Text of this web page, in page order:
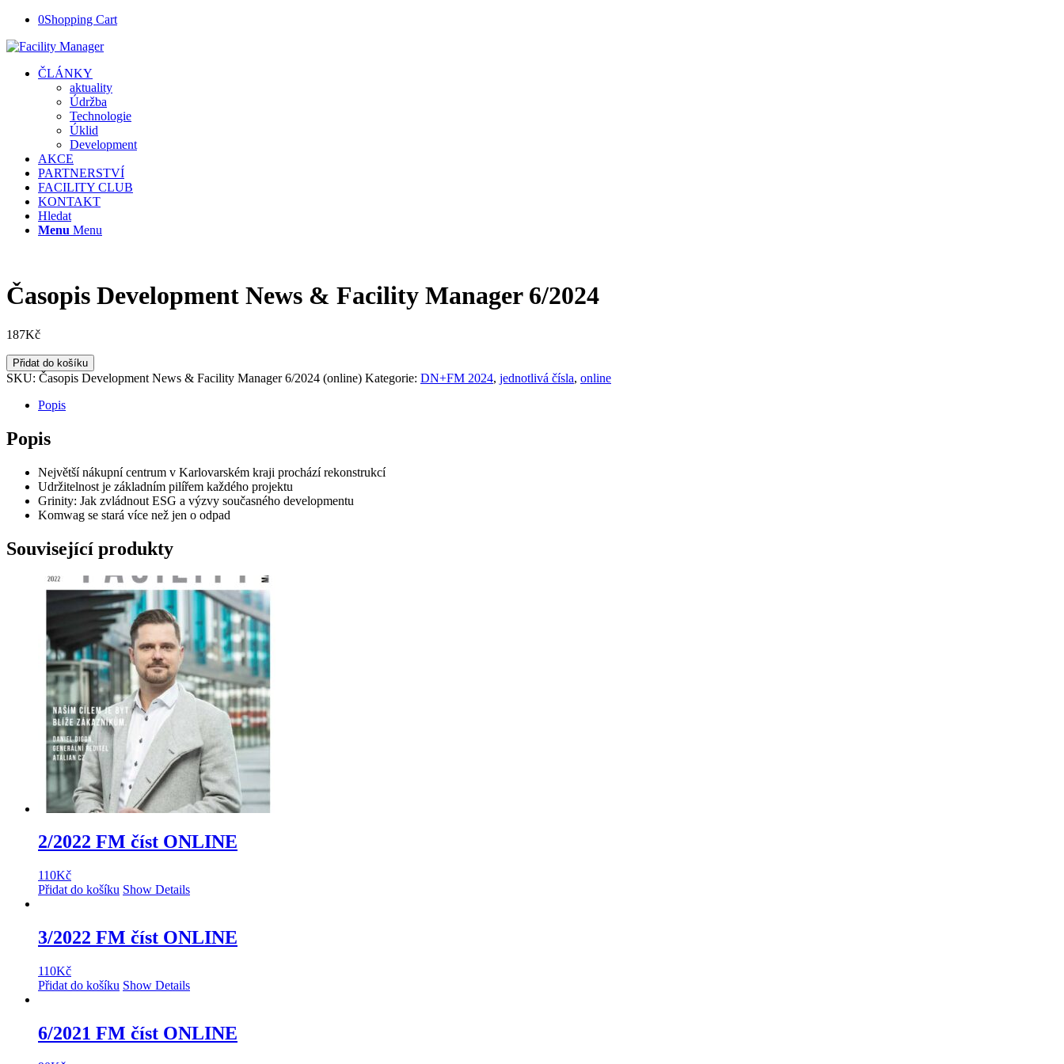
0Shopping Cart
ČLÁNKY
aktuality
Údržba
Technologie
Úklid
Development
AKCE
PARTNERSTVÍ
FACILITY CLUB
KONTAKT
Hledat
Menu Menu
Časopis Development News & Facility Manager 6/2024
187Kč
Časopis
Development
Manager
6/2024
Přidat do košíku
SKU: Časopis Development News & Facility Manager 6/2024 (online) Kategorie: DN+FM 2024, jednotlivá čísla, online
Popis
Popis
Největší nákupní centrum v Karlovarském kraji prochází rekonstrukcí
Udržitelnost je základním pilířem každého projektu
Grinity: Jak zvládnout ESG a výzvy současného developmentu
Komwag se stará více než jen o odpad
Související produkty
2/2022 FM číst ONLINE
110Kč
Přidat do košíku Show Details
3/2022 FM číst ONLINE
110Kč
Přidat do košíku Show Details
6/2021 FM číst ONLINE